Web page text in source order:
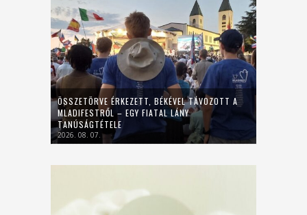
ÖSSZETÖRVE ÉRKEZETT, BÉKÉVEL TÁVOZOTT A
MLADIFESTRŐL – EGY FIATAL LÁNY
TANÚSÁGTÉTELE
2026. 08. 07.